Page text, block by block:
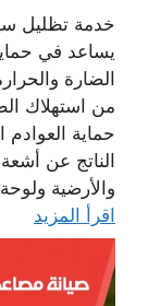
خدمة تظليل
يساعد في
الضارة
من استهلاك
حماية العوادم
الناتج عن
والأرضية
اقرأ المزيد